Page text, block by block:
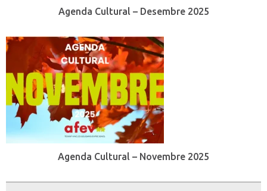
Agenda Cultural – Desembre 2025
Agenda Cultural – Novembre 2025